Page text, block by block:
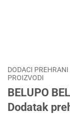
DODACI PREHRANI
PROIZVODI
BELUPO
Dodatak